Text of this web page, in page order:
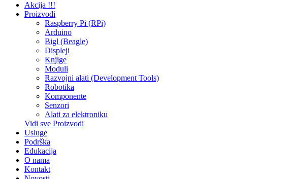
Akcija !!!
Proizvodi
Raspberry Pi (RPi)
Arduino
Bigl (Beagle)
Displеji
Knjige
Moduli
Razvojni alati (Development Tools)
Robotika
Komponente
Senzori
Alati za elektroniku
Vidi sve Proizvodi
Usluge
Podrška
Edukacija
O nama
Kontakt